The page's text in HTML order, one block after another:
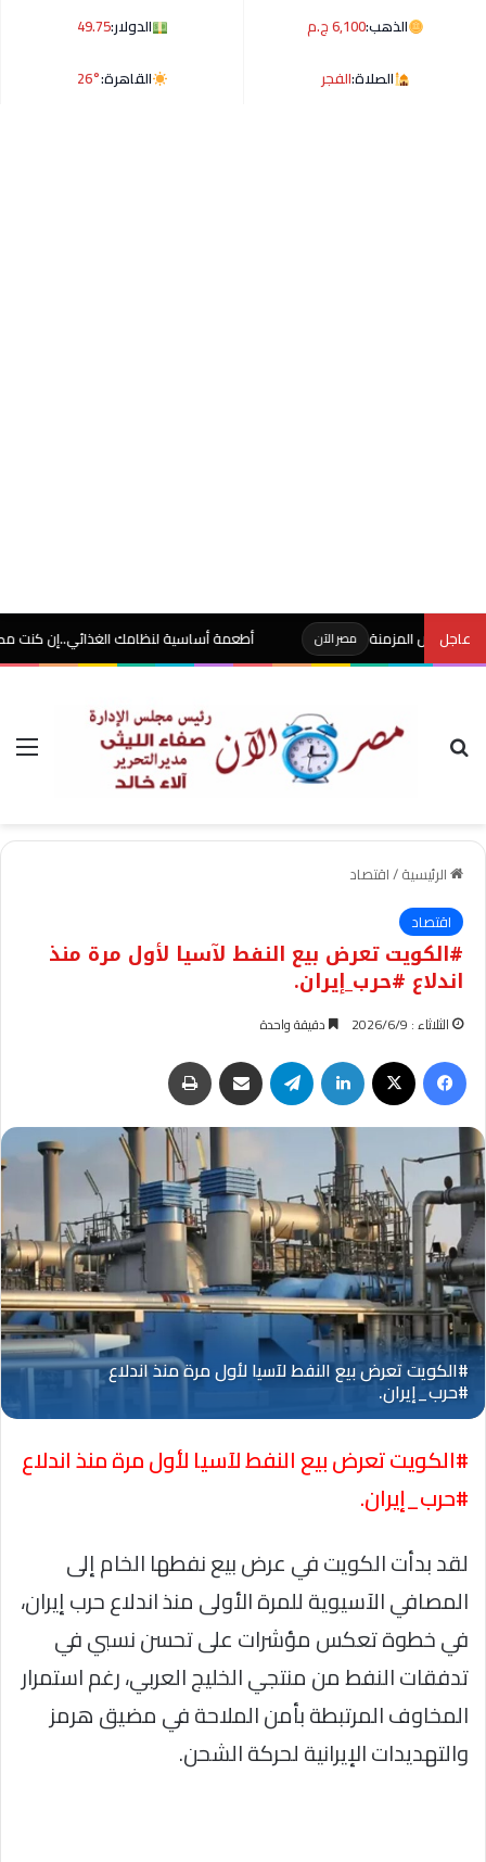
الذهب:6,100 ج.م الدولار:49.75
الصلاة:الفجر القاهرة:26°
عاجل
المزمنة مصر الآن أطعمة أساسية لنظامك الغذائي..إن كنت مصابًا
بحث عن
الرئيسية/اقتصاد
اقتصاد
#الكويت تعرض بيع النفط لآسيا لأول مرة منذ
اندلاع #حرب_إيران.
الثلاثاء : 2026/6/9 دقيقة واحدة
فيسبوك لينكدإن تيلقرام مشاركة عبر البريد
#الكويت تعرض بيع النفط لآسيا لأول مرة منذ اندلاع
#حرب_إيران.
لقد بدأت الكويت في عرض بيع نفطها الخام إلى
المصافي الآسيوية للمرة الأولى منذ اندلاع حرب إيران،
في خطوة تعكس مؤشرات على تحسن نسبي في
تدفقات النفط من منتجي الخليج العربي، رغم استمرار
المخاوف المرتبطة بأمن الملاحة في مضيق هرمز
والتهديدات الإيرانية لحركة الشحن.